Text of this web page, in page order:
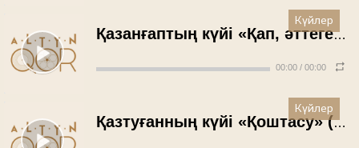
Қазанғаптың күйі «Қап, әттеген-ай» - Қадырәлі Ержанов (1960 жыл)
00:00 / 00:00
Күйлер
Қазтуғанның күйі «Қоштасу» (Қазақ-Ноғайдың айырылысуы) - Қадырәлі Ержанов (1960 жыл)
Күйлер